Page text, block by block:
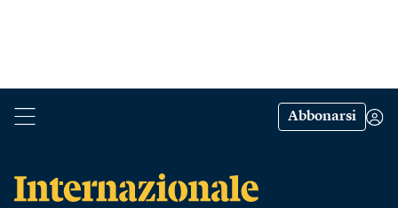
Abbonarsi